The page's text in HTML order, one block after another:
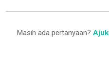
Masih ada pertanyaan?